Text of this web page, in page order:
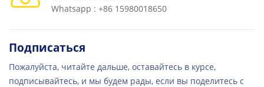
Whatsapp : +86 15980018650
Подписаться
Пожалуйста, читайте дальше, оставайтесь в курсе,
подписывайтесь, и мы будем рады, если вы поделитесь с